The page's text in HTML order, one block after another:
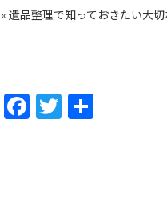
« 遺品整理で知っておきたい大切
F T